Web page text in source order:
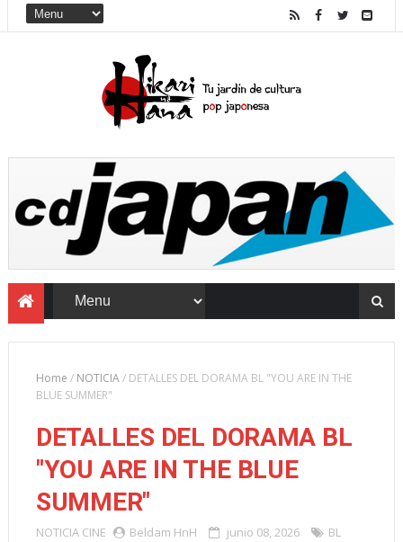
Home / NOTICIA/ DETALLES DEL DORAMA BL "YOU ARE IN THE
BLUE SUMMER"
DETALLES DEL DORAMA BL
"YOU ARE IN THE BLUE
SUMMER"
NOTICIA CINE Beldam HnH junio 08, 2026
BL